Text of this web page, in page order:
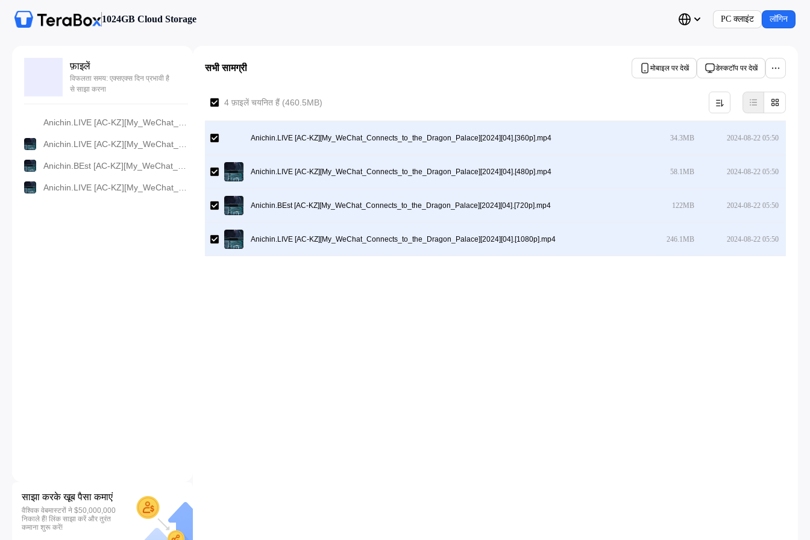
1024GB Cloud Storage PC क्लाइंट लॉगिन
फ़ाइलें
विफलता समय: एक्सएक्स दिन प्रभावी है
से साझा करना
साझा करके खूब पैसा कमाएं
वैश्विक वेबमास्टरों ने $50,000,000
निकाले हैं! लिंक साझा करें और तुरंत
कमाना शुरू करें!
सभी सामग्री मोबाइल पर देखें डेस्कटॉप पर देखें
4 फ़ाइलें चयनित हैं (460.5MB)
Anichin.LIVE [AC-KZ][My_WeChat_Connects_to_the_Dragon_Palace][2024][04].[360p].mp4 34.3MB 2024-08-22 05:50
Anichin.LIVE [AC-KZ][My_WeChat_Connects_to_the_Dragon_Palace][2024][04].[480p].mp4 58.1MB 2024-08-22 05:50
Anichin.BEst [AC-KZ][My_WeChat_Connects_to_the_Dragon_Palace][2024][04].[720p].mp4 122MB 2024-08-22 05:50
Anichin.LIVE [AC-KZ][My_WeChat_Connects_to_the_Dragon_Palace][2024][04].[1080p].mp4 246.1MB 2024-08-22 05:50